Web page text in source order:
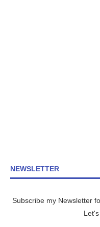
NEWSLETTER
Subscribe my Newsletter